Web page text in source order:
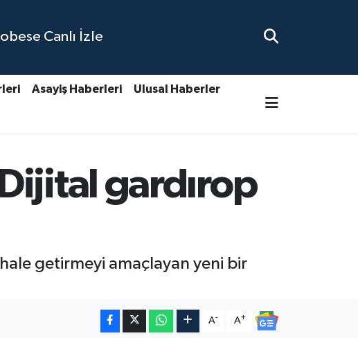
Canlı İzle
Asayiş Haberleri Ulusal Haberler
gardırop
getirmeyi amaçlayan yeni bir
A- A+